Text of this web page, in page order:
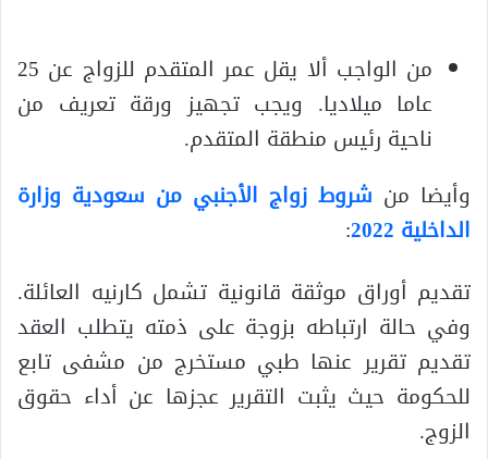
من الواجب ألا يقل عمر المتقدم للزواج عن 25
عاما ميلاديا. ويجب تجهيز ورقة تعريف من
ناحية رئيس منطقة المتقدم.
وأيضا من شروط زواج الأجنبي من سعودية وزارة
الداخلية 2022
:
تقديم أوراق موثقة قانونية تشمل كارنيه العائلة.
وفي حالة ارتباطه بزوجة على ذمته يتطلب العقد
تقديم تقرير عنها طبي مستخرج من مشفى تابع
للحكومة حيث يثبت التقرير عجزها عن أداء حقوق
الزوج.